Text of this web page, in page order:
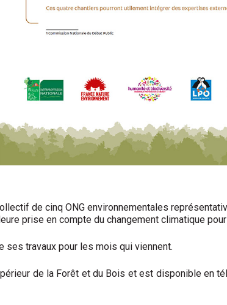
de cinq ONG environnementales
prise en compte du changement climatique
ses travaux pour les mois qui viennent.
de la Forêt et du Bois et est disponible en